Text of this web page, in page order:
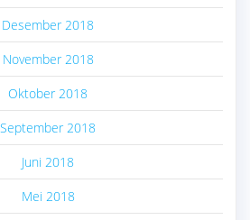
Desember 2018
November 2018
Oktober 2018
September 2018
Juni 2018
Mei 2018